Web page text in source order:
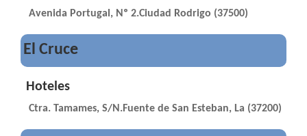
Avenida Portugal, Nº 2.Ciudad Rodrigo (37500)
El Cruce
Hoteles
Ctra. Tamames, S/N.Fuente de San Esteban, La (37200)